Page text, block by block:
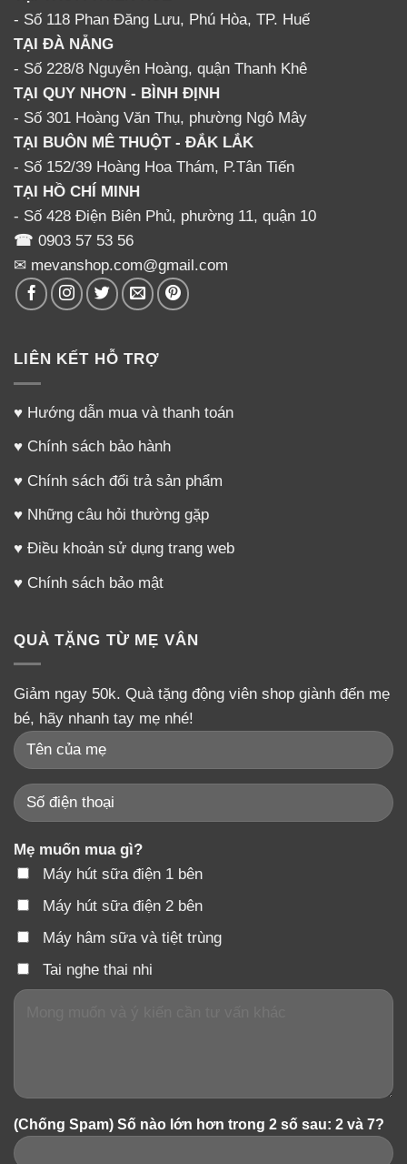
- Số 118 Phan Đăng Lưu, Phú Hòa, TP. Huế
TẠI ĐÀ NẴNG
- Số 228/8 Nguyễn Hoàng, quận Thanh Khê
TẠI QUY NHƠN - BÌNH ĐỊNH
- Số 301 Hoàng Văn Thụ, phường Ngô Mây
TẠI BUÔN MÊ THUỘT - ĐẮK LẮK
- Số 152/39 Hoàng Hoa Thám, P.Tân Tiến
TẠI HỒ CHÍ MINH
- Số 428 Điện Biên Phủ, phường 11, quận 10
☎ 0903 57 53 56
✉ mevanshop.com@gmail.com
LIÊN KẾT HỖ TRỢ
♥ Hướng dẫn mua và thanh toán
♥ Chính sách bảo hành
♥ Chính sách đổi trả sản phẩm
♥ Những câu hỏi thường gặp
♥ Điều khoản sử dụng trang web
♥ Chính sách bảo mật
QUÀ TẶNG TỪ MẸ VÂN
Giảm ngay 50k. Quà tặng động viên shop giành đến mẹ
bé, hãy nhanh tay mẹ nhé!
Mẹ muốn mua gì?
Máy hút sữa điện 1 bên
Máy hút sữa điện 2 bên
Máy hâm sữa và tiệt trùng
Tai nghe thai nhi
(Chống Spam) Số nào lớn hơn trong 2 số sau: 2 và 7?